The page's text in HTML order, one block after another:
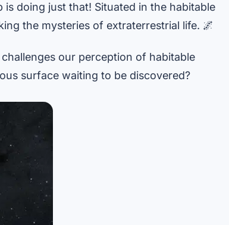
doing just that! Situated in the habitable
the mysteries of extraterrestrial life. 🌌
our perception of habitable
surface waiting to be discovered?